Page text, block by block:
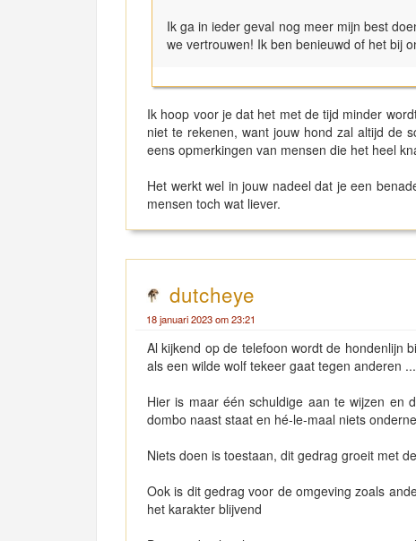
Ik ga in ieder geval nog meer mijn best
we vertrouwen! Ik ben benieuwd of het bij
Ik hoop voor je dat het met de tijd minder
niet te rekenen, want jouw hond zal altijd de
eens opmerkingen van mensen die het heel
Het werkt wel in jouw nadeel dat je een
mensen toch wat liever.
dutcheye
18 januari 2023 om 23:21
Al kijkend op de telefoon wordt de hondenlijn
als een wilde wolf tekeer gaat tegen anderen ...
Hier is maar één schuldige aan te wijzen en
dombo naast staat en hé-le-maal niets
Niets doen is toestaan, dit gedrag groeit met
Ook is dit gedrag voor de omgeving zoals
het karakter blijvend